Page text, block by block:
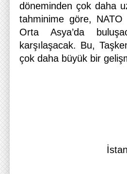
döneminden çok daha
tahminime göre, NATO
Orta Asya’da
karşılaşacak. Bu,
çok daha büyük bir
İstanbul